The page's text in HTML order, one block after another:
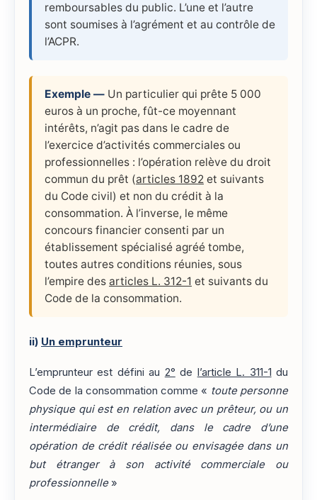
remboursables du public. L’une et l’autre
sont soumises à l’agrément et au contrôle de
l’ACPR.
Exemple — Un particulier qui prête 5 000
euros à un proche, fût-ce moyennant
intérêts, n’agit pas dans le cadre de
l’exercice d’activités commerciales ou
professionnelles : l’opération relève du droit
commun du prêt (articles 1892 et suivants
du Code civil) et non du crédit à la
consommation. À l’inverse, le même
concours financier consenti par un
établissement spécialisé agréé tombe,
toutes autres conditions réunies, sous
l’empire des articles L. 312-1 et suivants du
Code de la consommation.
ii) Un emprunteur
L’emprunteur est défini au 2° de l’article L. 311-1 du
Code de la consommation comme « toute personne
physique qui est en relation avec un prêteur, ou un
intermédiaire de crédit, dans le cadre d’une
opération de crédit réalisée ou envisagée dans un
but étranger à son activité commerciale ou
professionnelle»